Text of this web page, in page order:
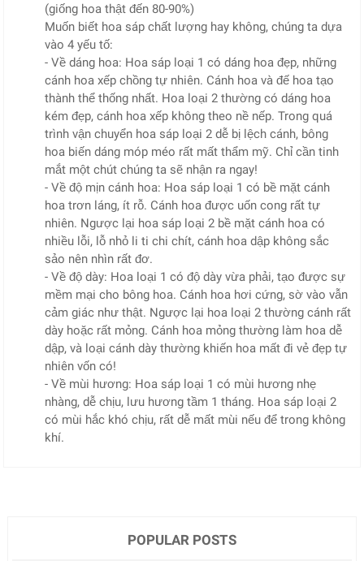
(giống hoa thật đến 80-90%)
Muốn biết hoa sáp chất lượng hay không, chúng ta dựa
vào 4 yếu tố:
- Về dáng hoa: Hoa sáp loại 1 có dáng hoa đẹp, những
cánh hoa xếp chồng tự nhiên. Cánh hoa và đế hoa tạo
thành thể thống nhất. Hoa loại 2 thường có dáng hoa
kém đẹp, cánh hoa xếp không theo nề nếp. Trong quá
trình vận chuyển hoa sáp loại 2 dễ bị lệch cánh, bông
hoa biến dáng móp méo rất mất thẩm mỹ. Chỉ cần tinh
mắt một chút chúng ta sẽ nhận ra ngay!
- Về độ mịn cánh hoa: Hoa sáp loại 1 có bề mặt cánh
hoa trơn láng, ít rỗ. Cánh hoa được uốn cong rất tự
nhiên. Ngược lại hoa sáp loại 2 bề mặt cánh hoa có
nhiều lỗi, lỗ nhỏ li ti chi chít, cánh hoa dập không sắc
sảo nên nhìn rất đơ.
- Về độ dày: Hoa loại 1 có độ dày vừa phải, tạo được sự
mềm mại cho bông hoa. Cánh hoa hơi cứng, sờ vào vẫn
cảm giác như thật. Ngược lại hoa loại 2 thường cánh rất
dày hoặc rất mỏng. Cánh hoa mỏng thường làm hoa dễ
dập, và loại cánh dày thường khiến hoa mất đi vẻ đẹp tự
nhiên vốn có!
- Về mùi hương: Hoa sáp loại 1 có mùi hương nhẹ
nhàng, dễ chịu, lưu hương tầm 1 tháng. Hoa sáp loại 2
có mùi hắc khó chịu, rất dễ mất mùi nếu để trong không
khí.
POPULAR POSTS